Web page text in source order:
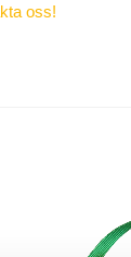
oss!